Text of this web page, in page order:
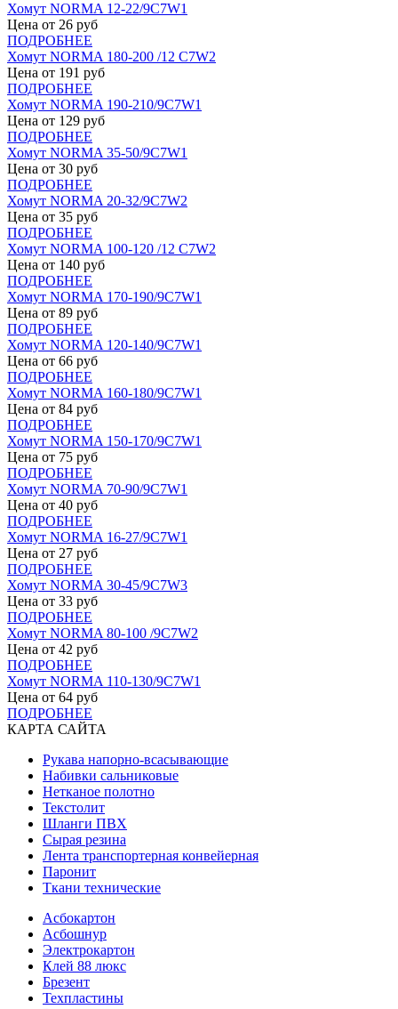
Хомут NORMA 12-22/9С7W1
Цена от 26 руб
ПОДРОБНЕЕ
Хомут NORMA 180-200 /12 С7W2
Цена от 191 руб
ПОДРОБНЕЕ
Хомут NORMA 190-210/9С7W1
Цена от 129 руб
ПОДРОБНЕЕ
Хомут NORMA 35-50/9С7W1
Цена от 30 руб
ПОДРОБНЕЕ
Хомут NORMA 20-32/9С7W2
Цена от 35 руб
ПОДРОБНЕЕ
Хомут NORMA 100-120 /12 С7W2
Цена от 140 руб
ПОДРОБНЕЕ
Хомут NORMA 170-190/9С7W1
Цена от 89 руб
ПОДРОБНЕЕ
Хомут NORMA 120-140/9С7W1
Цена от 66 руб
ПОДРОБНЕЕ
Хомут NORMA 160-180/9С7W1
Цена от 84 руб
ПОДРОБНЕЕ
Хомут NORMA 150-170/9С7W1
Цена от 75 руб
ПОДРОБНЕЕ
Хомут NORMA 70-90/9С7W1
Цена от 40 руб
ПОДРОБНЕЕ
Хомут NORMA 16-27/9С7W1
Цена от 27 руб
ПОДРОБНЕЕ
Хомут NORMA 30-45/9С7W3
Цена от 33 руб
ПОДРОБНЕЕ
Хомут NORMA 80-100 /9С7W2
Цена от 42 руб
ПОДРОБНЕЕ
Хомут NORMA 110-130/9С7W1
Цена от 64 руб
ПОДРОБНЕЕ
КАРТА САЙТА
Рукава напорно-всасывающие
Набивки сальниковые
Нетканое полотно
Текстолит
Шланги ПВХ
Сырая резина
Лента транспортерная конвейерная
Паронит
Ткани технические
Асбокартон
Асбошнур
Электрокартон
Клей 88 люкс
Брезент
Техпластины